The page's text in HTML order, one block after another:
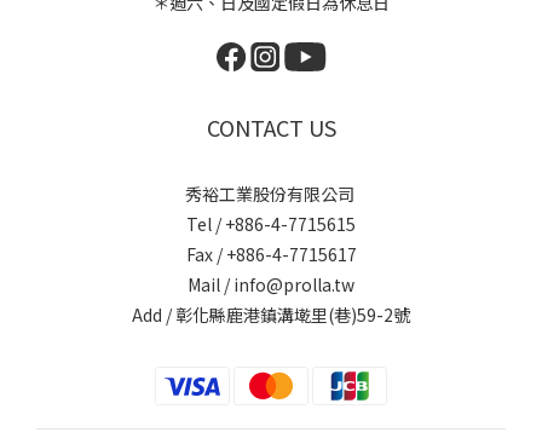
CONTACT US
秀裕工業股份有限公司
Tel / +886-4-7715615
Fax / +886-4-7715617
Mail / info@prolla.tw
Add / 彰化縣鹿港鎮溝墘里(巷)59-2號